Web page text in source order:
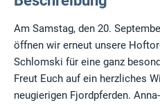
Am Samstag, den 20.
öffnen wir erneut unsere
Schlomski für eine ganz
Freut Euch auf ein herzliches
neugierigen Fjordpferden.